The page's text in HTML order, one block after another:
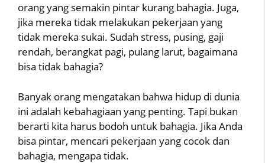
orang yang semakin pintar kurang bahagia. Juga,
jika mereka tidak melakukan pekerjaan yang
tidak mereka sukai. Sudah stress, pusing, gaji
rendah, berangkat pagi, pulang larut, bagaimana
bisa tidak bahagia?
Banyak orang mengatakan bahwa hidup di dunia
ini adalah kebahagiaan yang penting. Tapi bukan
berarti kita harus bodoh untuk bahagia. Jika Anda
bisa pintar, mencari pekerjaan yang cocok dan
bahagia, mengapa tidak.